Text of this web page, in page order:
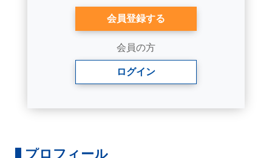
会員登録する
会員の方
ログイン
プロフィール